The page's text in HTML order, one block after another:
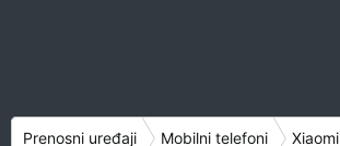
Prenosni uređaji Mobilni telefoni Xiaomi